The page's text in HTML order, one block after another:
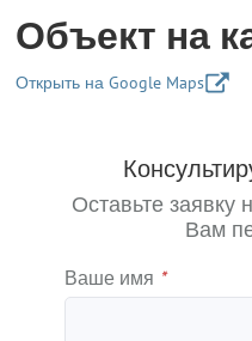
Объект на
Открыть на Google Maps
Оставьте заявку
Вам
Ваше имя *